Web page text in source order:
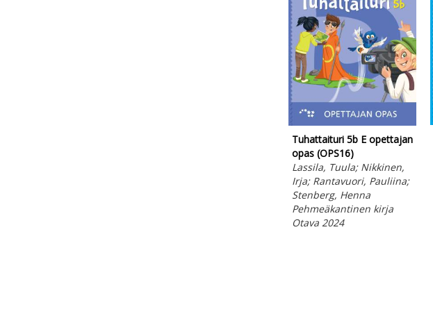
Tuhattaituri 5b E opettajan
opas (OPS16)
Lassila, Tuula; Nikkinen,
Irja; Rantavuori, Pauliina;
Stenberg, Henna
Pehmeäkantinen kirja
Otava 2024